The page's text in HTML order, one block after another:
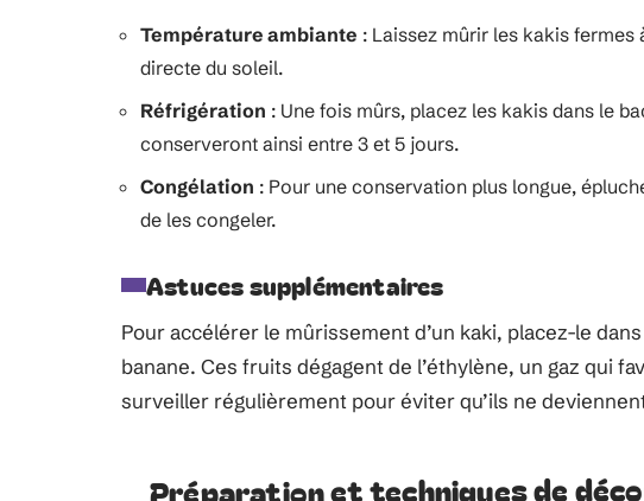
Température ambiante : Laissez mûrir les kakis
directe du soleil.
Réfrigération : Une fois mûrs, placez les kakis dans le
conserveront ainsi entre 3 et 5 jours.
Congélation : Pour une conservation plus longue,
de les congeler.
Astuces supplémentaires
Pour accélérer le mûrissement d’un kaki, placez-le
banane. Ces fruits dégagent de l’éthylène, un gaz qui
surveiller régulièrement pour éviter qu’ils ne
Préparation et techniques de